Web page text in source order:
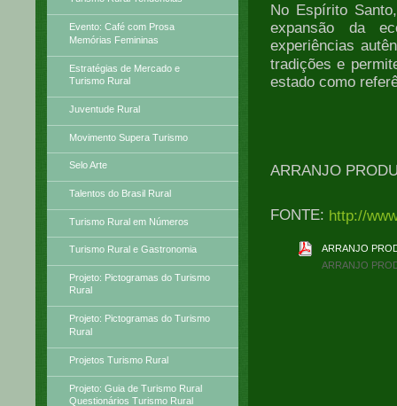
Evento: Café com Prosa
Memórias Femininas
Estratégias de Mercado e
Turismo Rural
Juventude Rural
Movimento Supera Turismo
Selo Arte
Talentos do Brasil Rural
Turismo Rural em Números
Turismo Rural e Gastronomia
Projeto: Pictogramas do Turismo
Rural
Projeto: Pictogramas do Turismo
Rural
Projetos Turismo Rural
Projeto: Guia de Turismo Rural
Questionários Turismo Rural
No Espírito
expansão da
experiências
tradições e
estado como
ARRANJO
FONTE: http://
ARRANJO
ARRANJO